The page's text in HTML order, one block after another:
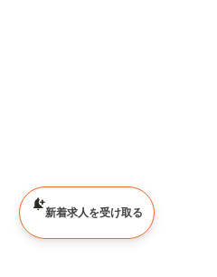
新着求人を受け取る